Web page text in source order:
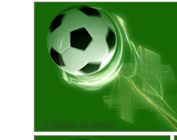
STRONA GŁÓWNA